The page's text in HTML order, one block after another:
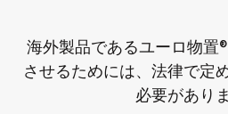
海外製品であるユーロ物置
させるためには、法律で定
必要がありま